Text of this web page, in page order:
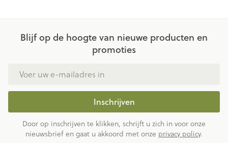
Blijf op de hoogte van nieuwe producten en
promoties
Inschrijven
Door op inschrijven te klikken, schrijft u zich in voor onze
nieuwsbrief en gaat u akkoord met onze privacy policy.